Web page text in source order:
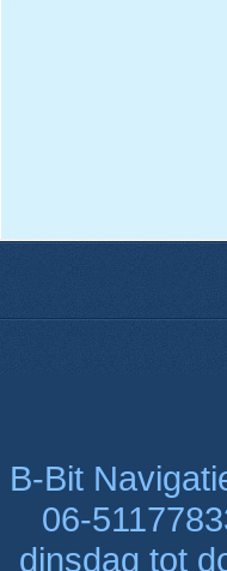
B-Bit
06-
dinsdag tot